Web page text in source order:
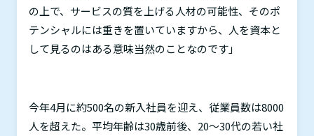
の上で、サービスの質を上げる人材の可能性、そのポ
テンシャルには重きを置いていますから、人を資本と
して見るのはある意味当然のことなのです」
今年4月に約500名の新入社員を迎え、従業員数は8000
人を超えた。平均年齢は30歳前後、 20～30代の若い社